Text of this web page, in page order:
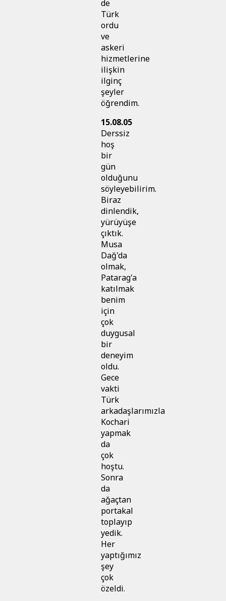
de
Türk
ordu
ve
askeri
hizmetlerine
ilişkin
ilginç
şeyler
öğrendim.
15.08.05
Derssiz
hoş
bir
gün
olduğunu
söyleyebilirim.
Biraz
dinlendik,
yürüyüşe
çıktık.
Musa
Dağ'da
olmak,
Patarag'a
katılmak
benim
için
çok
duygusal
bir
deneyim
oldu.
Gece
vakti
Türk
arkadaşlarımızla
Kochari
yapmak
da
çok
hoştu.
Sonra
da
ağaçtan
portakal
toplayıp
yedik.
Her
yaptığımız
şey
çok
özeldi.